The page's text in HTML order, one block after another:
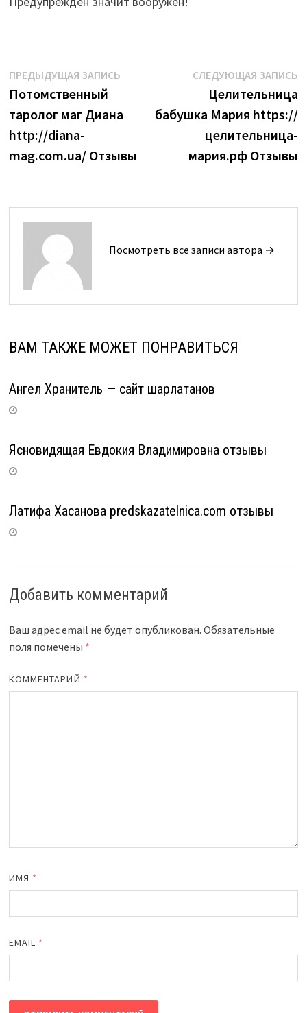
Навигация
по
записям
ПРЕДЫДУЩАЯ ЗАПИСЬПредыдущая
Потомcтвенный
таролог маг Диана
http://diana-
mag.com.ua/ Отзывы
СЛЕДУЮЩАЯ ЗАПИСЬ
Целительница
бабушка Мария https://
целительница-
мария.рф Отзывы
Посмотреть все записи автора →
ВАМ ТАКЖЕ МОЖЕТ ПОНРАВИТЬСЯ
Ангел Хранитель — сайт шарлатанов
Ясновидящая Евдокия Владимировна отзывы
Латифа Хасанова predskazatelnica.com отзывы
Добавить комментарий
Ваш адрес email не будет опубликован. Обязательные
поля помечены *
КОММЕНТАРИЙ *
ИМЯ *
EMAIL *